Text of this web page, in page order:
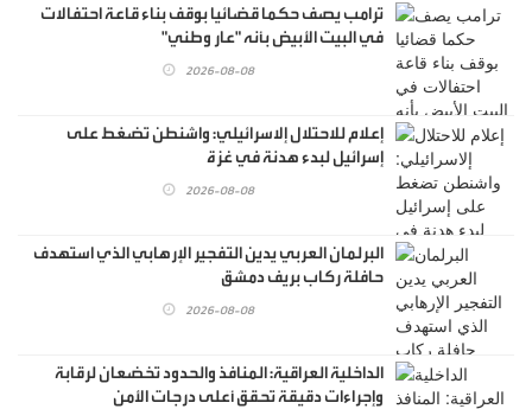
ترامب يصف حكما قضائيا بوقف بناء قاعة احتفالات
في البيت الأبيض بأنه "عار وطني"
2026-08-08
إعلام للاحتلال إلاسرائيلي: واشنطن تضغط على
إسرائيل لبدء هدنة في غزة
2026-08-08
البرلمان العربي يدين التفجير الإرهابي الذي استهدف
حافلة ركاب بريف دمشق
2026-08-08
الداخلية العراقية: المنافذ والحدود تخضعان لرقابة
وإجراءات دقيقة تحقق أعلى درجات الأمن